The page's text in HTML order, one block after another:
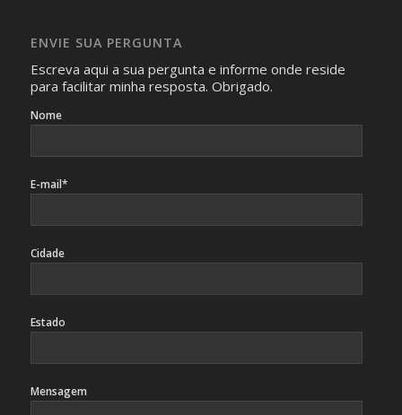
identificação da pessoa fotografada.
ENVIE SUA PERGUNTA
Escreva aqui a sua pergunta e informe onde reside
para facilitar minha resposta. Obrigado.
Nome
E-mail*
Cidade
Estado
Mensagem